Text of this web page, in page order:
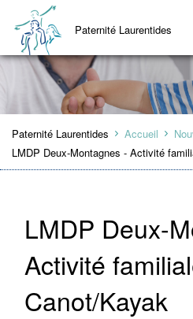
Paternité Laurentides
Paternité Laurentides Accueil
LMDP Deux-Montagnes - Activité
LMDP Deux-
Activité
Canot/Kayak